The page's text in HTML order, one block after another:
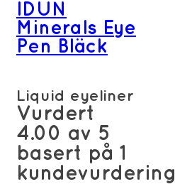
IDUN
Minerals Eye
Pen Bläck
Liquid eyeliner
Vurdert
4.00 av 5
basert på 1
kundevurdering